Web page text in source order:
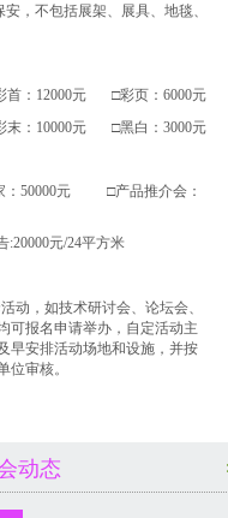
，不包括展架、展具、地毯、
：12000元 □彩页：6000元
末：10000元 □黑白：3000元
：50000元 □产品推介会：
元/24平方米
动，如技术研讨会、论坛会、
可报名申请举办，自定活动主
早安排活动场地和设施，并按
位审核。
动态